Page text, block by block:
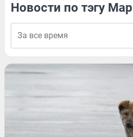
Новости по тэгу